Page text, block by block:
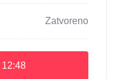
Zatvoreno
12:48